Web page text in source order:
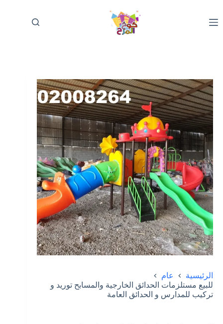
المحتوى
الرئيسية
عام
للبيع مستلزمات الحدائق الخارجية والمسابح توريد و
تركيب للمدارس و الحدائق العامة